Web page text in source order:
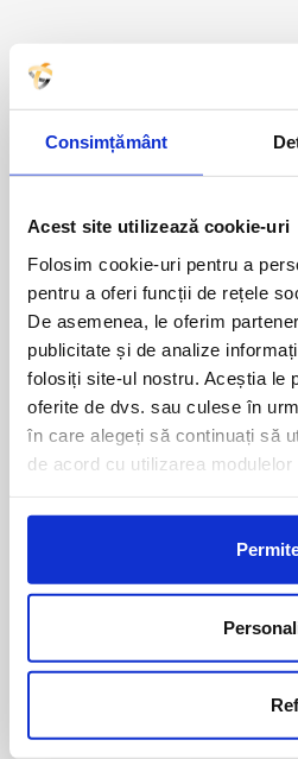
Consimțământ
Acest site utilizează cookie-uri
Folosim cookie-uri pentru a
pentru a oferi funcții de rețele
De asemenea, le oferim
publicitate și de analize
folosiți site-ul nostru. Aceștia le
oferite de dvs. sau culese în
în care alegeți să continuați să
de acord cu utilizarea modulelor
Curse din
AIUD
ALBA IULIA
ALEXANDRIA
BACAU
BAIA MARE
BAILE HERCULANE
BAILESTI
BALS-IS
BALS-OT
BARLAD
BECHET
BISTRET
BOTOSANI
BUCURESTI AGENTIE
CALARASI-CL